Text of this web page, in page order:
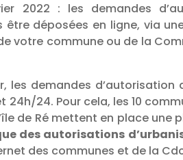
2022 : les demandes
être déposées en ligne, via
votre commune ou de la
les demandes d’autorisation
24h/24. Pour cela, les 10
de Ré mettent en place une
des autorisations
des communes et de la